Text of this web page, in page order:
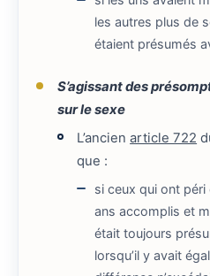
les autres plus de
étaient présumés
S’agissant des
sur le sexe
L’ancienarticle 722
que :
si ceux qui ont
ans accomplis et
était toujours
lorsqu’il y avait